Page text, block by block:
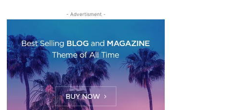
- Advertisment -